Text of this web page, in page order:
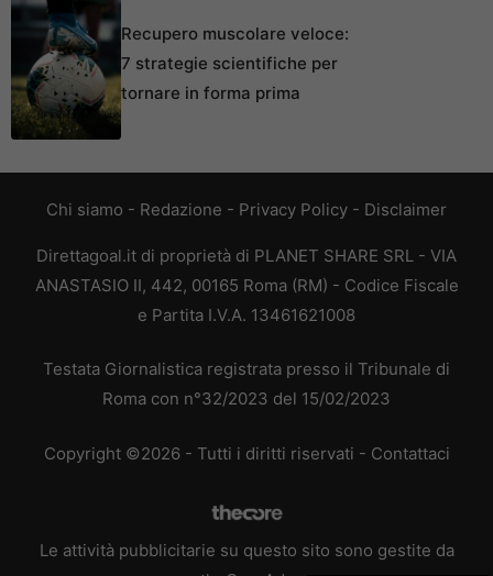
Recupero muscolare veloce:
7 strategie scientifiche per
tornare in forma prima
Chi siamo - Redazione - Privacy Policy - Disclaimer
Direttagoal.it di proprietà di PLANET SHARE SRL - VIA
ANASTASIO II, 442, 00165 Roma (RM) - Codice Fiscale
e Partita I.V.A. 13461621008
Testata Giornalistica registrata presso il Tribunale di
Roma con n°32/2023 del 15/02/2023
Copyright ©2026 - Tutti i diritti riservati - Contattaci
Le attività pubblicitarie su questo sito sono gestite da